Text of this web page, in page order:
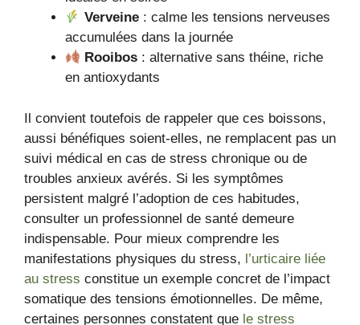
Verveine : calme les tensions nerveuses
accumulées dans la journée
Rooibos : alternative sans théine, riche
en antioxydants
Il convient toutefois de rappeler que ces boissons,
aussi bénéfiques soient-elles, ne remplacent pas un
suivi médical en cas de stress chronique ou de
troubles anxieux avérés. Si les symptômes
persistent malgré l’adoption de ces habitudes,
consulter un professionnel de santé demeure
indispensable. Pour mieux comprendre les
manifestations physiques du stress, l’urticaire liée
au stress constitue un exemple concret de l’impact
somatique des tensions émotionnelles. De même,
certaines personnes constatent que le stress